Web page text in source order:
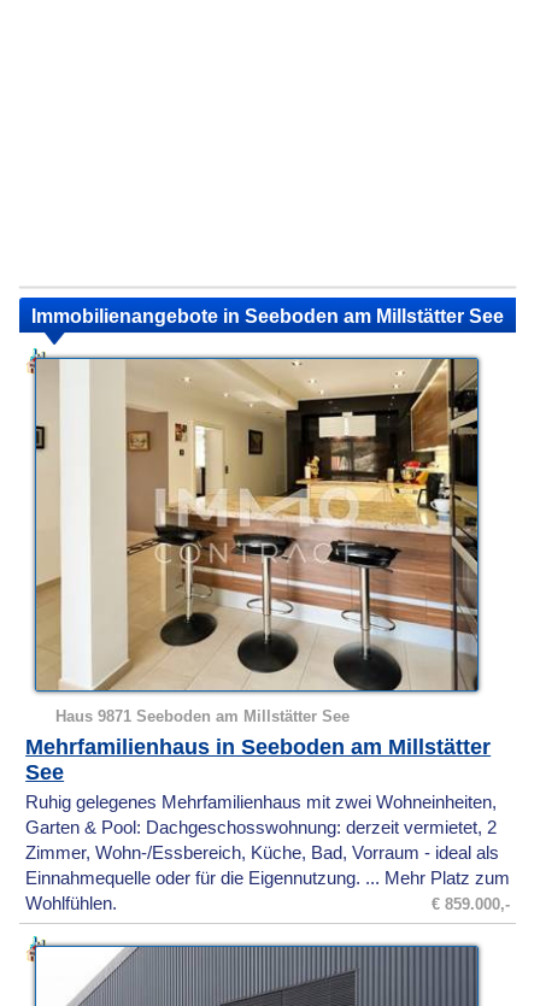
Immobilienangebote in Seeboden am Millstätter See
Haus 9871 Seeboden am Millstätter See
Mehrfamilienhaus in Seeboden am Millstätter
See
Ruhig gelegenes Mehrfamilienhaus mit zwei Wohneinheiten,
Garten & Pool: Dachgeschosswohnung: derzeit vermietet, 2
Zimmer, Wohn-/Essbereich, Küche, Bad, Vorraum - ideal als
Einnahmequelle oder für die Eigennutzung. ... Mehr Platz zum
Wohlfühlen.
€ 859.000,-